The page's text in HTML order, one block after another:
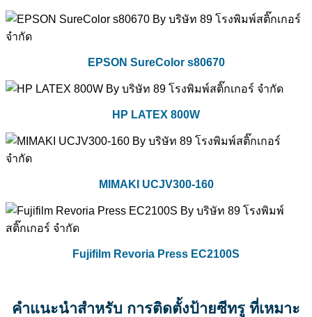
EPSON SureColor s80670
HP LATEX 800W
MIMAKI UCJV300-160
Fujifilm Revoria Press EC2100S
คำแนะนำสำหรับ การติดตั้งป้ายซีทรู ที่เหมาะ